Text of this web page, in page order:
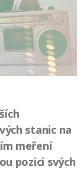
stanic na
meření
pozici svých